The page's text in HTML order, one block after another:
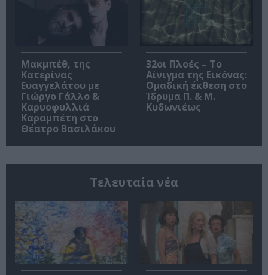
Μακμπέθ, της
Κατερίνας
Ευαγγελάτου με
Γιώργο Γάλλο &
Καρυοφυλλιά
Καραμπέτη στο
Θέατρο Βασιλάκου
32οι Πλοές – Το
Αίνιγμα της Εικόνας:
Ομαδική έκθεση στο
Ίδρυμα Π. & Μ.
Κυδωνιέως
Τελευταία νέα